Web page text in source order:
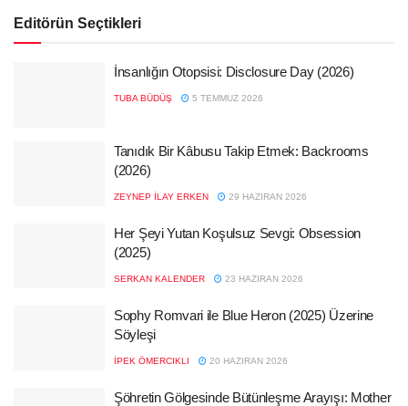
Editörün Seçtikleri
İnsanlığın Otopsisi: Disclosure Day (2026)
TUBA BÜDÜŞ 5 TEMMUZ 2026
Tanıdık Bir Kâbusu Takip Etmek: Backrooms
(2026)
ZEYNEP İLAY ERKEN 29 HAZIRAN 2026
Her Şeyi Yutan Koşulsuz Sevgi: Obsession
(2025)
SERKAN KALENDER 23 HAZIRAN 2026
Sophy Romvari ile Blue Heron (2025) Üzerine
Söyleşi
İPEK ÖMERCIKLI 20 HAZIRAN 2026
Şöhretin Gölgesinde Bütünleşme Arayışı: Mother